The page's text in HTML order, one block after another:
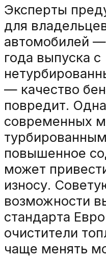
Эксперты
для
автомобилей
года выпуска с
— качество
повредит.
современных
повышенное
может
износу.
возможности
стандарта
очистители
чаще менять